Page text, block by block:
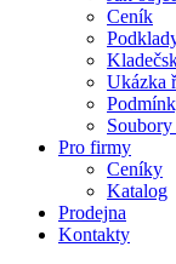
Ceník
Ukázka
Soubory
Pro firmy
Ceníky
Katalog
Prodejna
Kontakty